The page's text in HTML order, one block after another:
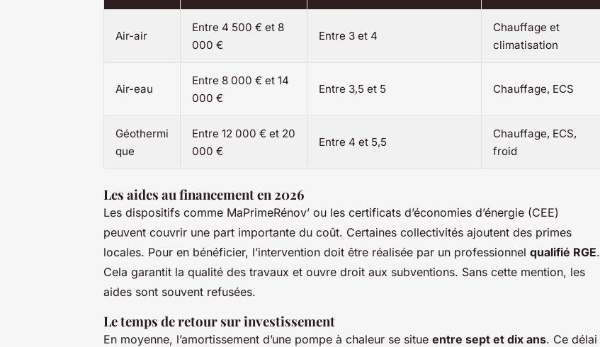
Air-air
Entre 4 500 € et 8
000 €
Entre 3 et 4
Chauffage et
climatisation
Air-eau
Entre 8 000 € et 14
000 €
Entre 3,5 et 5 Chauffage, ECS
Géothermi
que
Entre 12 000 € et 20
000 €
Entre 4 et 5,5
Chauffage, ECS,
froid
Les aides au financement en 2026
Les dispositifs comme MaPrimeRénov’ ou les certificats d’économies d’énergie (CEE)
peuvent couvrir une part importante du coût. Certaines collectivités ajoutent des primes
locales. Pour en bénéficier, l’intervention doit être réalisée par un professionnel qualifié RGE.
Cela garantit la qualité des travaux et ouvre droit aux subventions. Sans cette mention, les
aides sont souvent refusées.
Le temps de retour sur investissement
En moyenne, l’amortissement d’une pompe à chaleur se situe entre sept et dix ans. Ce délai